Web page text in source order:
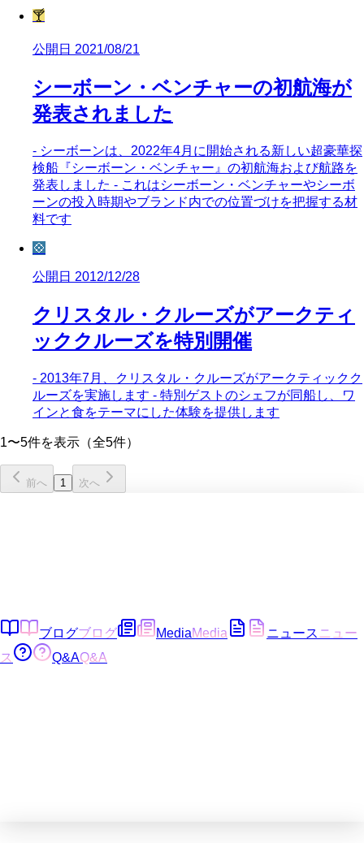
🍸
公開日 2021/08/21
シーボーン・ベンチャーの初航海が
発表されました
- シーボーンは、2022年4月に開始される新しい超豪華探
検船『シーボーン・ベンチャー』の初航海および航路を
発表しました - これはシーボーン・ベンチャーやシーボ
ーンの投入時期やブランド内での位置づけを把握する材
料です
💠
公開日 2012/12/28
クリスタル・クルーズがアークティ
ッククルーズを特別開催
- 2013年7月、クリスタル・クルーズがアークティックク
ルーズを実施します - 特別ゲストのシェフが同船し、ワ
インと食をテーマにした体験を提供します
1〜5件を表示（全5件）
前へ 1 次へ
ブログブログ MediaMedia ニュース ニュー
ス
Q&AQ&A